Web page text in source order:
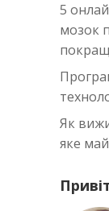
5
мозок
Як
яке